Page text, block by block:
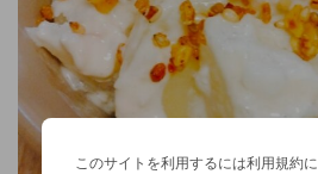
このサイトを利用するには利用規約